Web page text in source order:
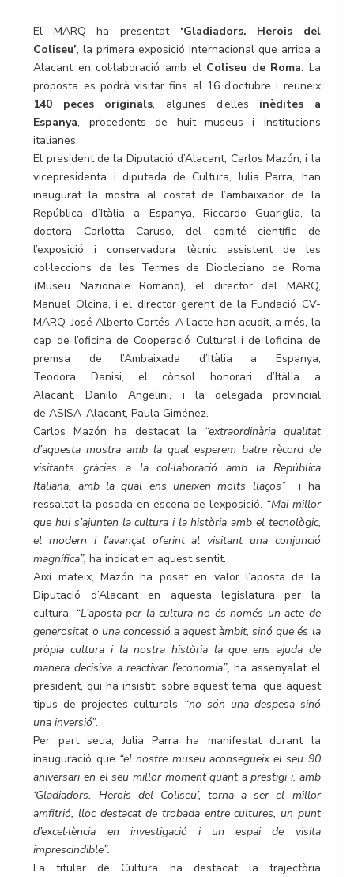
El MARQ ha presentat ‘Gladiadors. Herois del
Coliseu’, la primera exposició internacional que arriba a
Alacant en col·laboració amb el Coliseu de Roma. La
proposta es podrà visitar fins al 16 d’octubre i reuneix
140 peces originals, algunes d’elles inèdites a
Espanya, procedents de huit museus i institucions
italianes.
El president de la Diputació d’Alacant, Carlos Mazón, i la
vicepresidenta i diputada de Cultura, Julia Parra, han
inaugurat la mostra al costat de l’ambaixador de la
República d’Itàlia a Espanya, Riccardo Guariglia, la
doctora Carlotta Caruso, del comité científic de
l’exposició i conservadora tècnic assistent de les
col·leccions de les Termes de Diocleciano de Roma
(Museu Nazionale Romano), el director del MARQ,
Manuel Olcina, i el director gerent de la Fundació CV-
MARQ, José Alberto Cortés. A l’acte han acudit, a més, la
cap de l’oficina de Cooperació Cultural i de l’oficina de
premsa de l’Ambaixada d’Itàlia a Espanya,
Teodora Danisi, el cònsol honorari d’Itàlia a
Alacant, Danilo Angelini, i la delegada provincial
de ASISA-Alacant, Paula Giménez.
Carlos Mazón ha destacat la “extraordinària qualitat
d’aquesta mostra amb la qual esperem batre rècord de
visitants gràcies a la col·laboració amb la República
Italiana, amb la qual ens uneixen molts llaços”i ha
ressaltat la posada en escena de l’exposició. “Mai millor
que hui s’ajunten la cultura i la història amb el tecnològic,
el modern i l’avançat oferint al visitant una conjunció
magnífica”, ha indicat en aquest sentit.
Així mateix, Mazón ha posat en valor l’aposta de la
Diputació d’Alacant en aquesta legislatura per la
cultura. “L’aposta per la cultura no és només un acte de
generositat o una concessió a aquest àmbit, sinó que és la
pròpia cultura i la nostra història la que ens ajuda de
manera decisiva a reactivar l’economia”, ha assenyalat el
president, qui ha insistit, sobre aquest tema, que aquest
tipus de projectes culturals “no són una despesa sinó
una inversió”.
Per part seua, Julia Parra ha manifestat durant la
inauguració que “el nostre museu aconsegueix el seu 90
aniversari en el seu millor moment quant a prestigi i, amb
‘Gladiadors. Herois del Coliseu’, torna a ser el millor
amfitrió, lloc destacat de trobada entre cultures, un punt
d’excel·lència en investigació i un espai de visita
imprescindible”.
La titular de Cultura ha destacat la trajectòria